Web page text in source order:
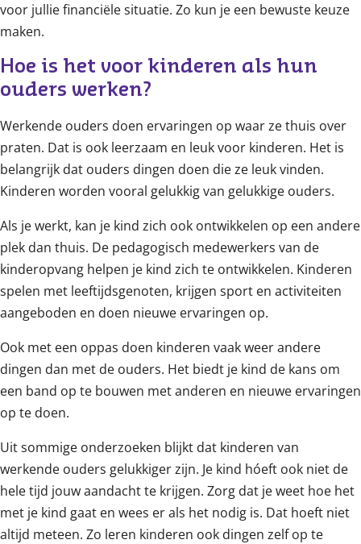
voor jullie financiële situatie. Zo kun je een bewuste keuze
maken.
Hoe is het voor kinderen als hun
ouders werken?
Werkende ouders doen ervaringen op waar ze thuis over
praten. Dat is ook leerzaam en leuk voor kinderen. Het is
belangrijk dat ouders dingen doen die ze leuk vinden.
Kinderen worden vooral gelukkig van gelukkige ouders.
Als je werkt, kan je kind zich ook ontwikkelen op een andere
plek dan thuis. De pedagogisch medewerkers van de
kinderopvang helpen je kind zich te ontwikkelen. Kinderen
spelen met leeftijdsgenoten, krijgen sport en activiteiten
aangeboden en doen nieuwe ervaringen op.
Ook met een oppas doen kinderen vaak weer andere
dingen dan met de ouders. Het biedt je kind de kans om
een band op te bouwen met anderen en nieuwe ervaringen
op te doen.
Uit sommige onderzoeken blijkt dat kinderen van
werkende ouders gelukkiger zijn. Je kind hóeft ook niet de
hele tijd jouw aandacht te krijgen. Zorg dat je weet hoe het
met je kind gaat en wees er als het nodig is. Dat hoeft niet
altijd meteen. Zo leren kinderen ook dingen zelf op te